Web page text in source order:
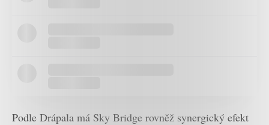
Podle Drápala má Sky Bridge rovněž synergický efekt